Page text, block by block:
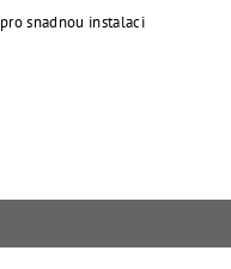
snadnou instalaci